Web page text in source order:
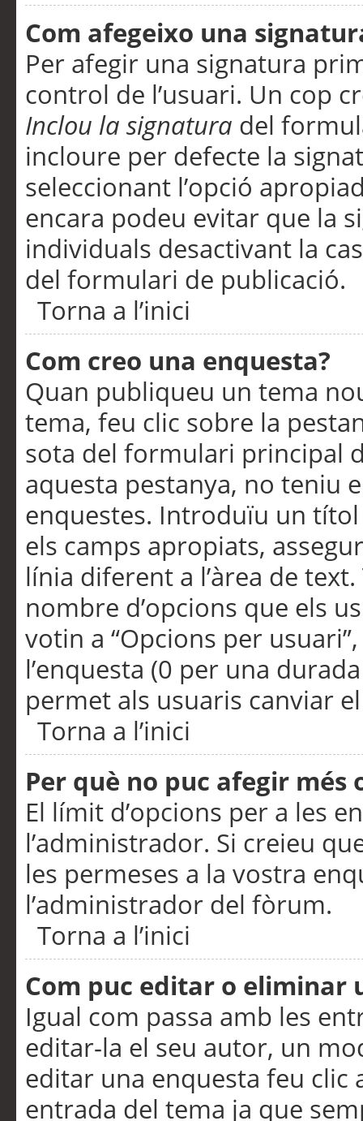
Com afegeixo una
Per afegir una signatura
control de l’usuari. Un cop
Inclou la signatura del
incloure per defecte la
seleccionant l’opció
encara podeu evitar que la
individuals desactivant la
del formulari de publicació.
Torna a l’inici
Com creo una enquesta?
Quan publiqueu un tema
tema, feu clic sobre la
sota del formulari principal
aquesta pestanya, no teniu
enquestes. Introduïu un
els camps apropiats,
línia diferent a l’àrea de
nombre d’opcions que els
votin a “Opcions per
l’enquesta (0 per una
permet als usuaris canviar
Torna a l’inici
Per què no puc afegir més
El límit d’opcions per a les
l’administrador. Si creieu
les permeses a la vostra
l’administrador del fòrum.
Torna a l’inici
Com puc editar o eliminar
Igual com passa amb les
editar-la el seu autor, un
editar una enquesta feu clic
entrada del tema ja que